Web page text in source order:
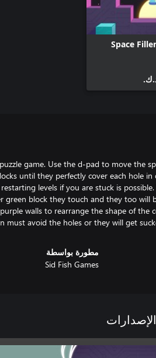
Space
game. Use the d-pad to move the
until they perfectly cover each hole
levels if you are stuck is
green block they touch and they too will
walls to rearrange the shape of the
must avoid the holes or they will get
مطورة بواسطة
Sid Fish Games
الإصدارات